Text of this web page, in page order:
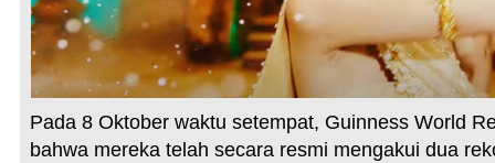
Pada 8 Oktober waktu setempat, Guinness World
bahwa mereka telah secara resmi mengakui dua